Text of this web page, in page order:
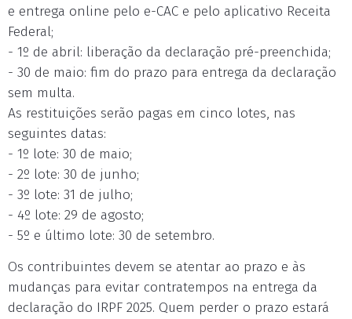
e entrega online pelo e-CAC e pelo aplicativo Receita
Federal;
- 1º de abril: liberação da declaração pré-preenchida;
- 30 de maio: fim do prazo para entrega da declaração
sem multa.
As restituições serão pagas em cinco lotes, nas
seguintes datas:
- 1º lote: 30 de maio;
- 2º lote: 30 de junho;
- 3º lote: 31 de julho;
- 4º lote: 29 de agosto;
- 5º e último lote: 30 de setembro.
Os contribuintes devem se atentar ao prazo e às
mudanças para evitar contratempos na entrega da
declaração do IRPF 2025. Quem perder o prazo estará